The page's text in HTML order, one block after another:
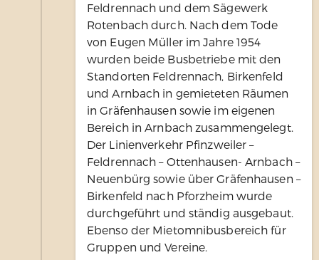
Feldrennach und dem Sägewerk
Rotenbach durch. Nach dem Tode
von Eugen Müller im Jahre 1954
wurden beide Busbetriebe mit den
Standorten Feldrennach, Birkenfeld
und Arnbach in gemieteten Räumen
in Gräfenhausen sowie im eigenen
Bereich in Arnbach zusammengelegt.
Der Linienverkehr Pfinzweiler –
Feldrennach – Ottenhausen- Arnbach –
Neuenbürg sowie über Gräfenhausen –
Birkenfeld nach Pforzheim wurde
durchgeführt und ständig ausgebaut.
Ebenso der Mietomnibusbereich für
Gruppen und Vereine.